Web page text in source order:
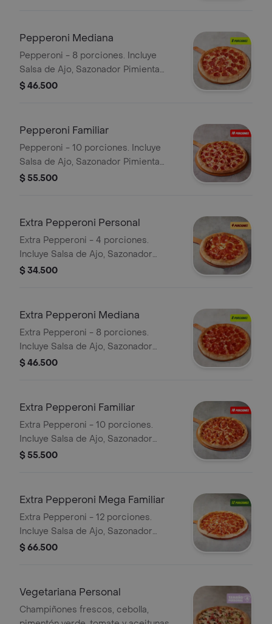
Pepperoni Mediana
Pepperoni - 8 porciones. Incluye
Salsa de Ajo, Sazonador Pimienta
Roja y Pepperoncini.
$ 46.500
Pepperoni Familiar
Pepperoni - 10 porciones. Incluye
Salsa de Ajo, Sazonador Pimienta
Roja y Pepperoncini.
$ 55.500
Extra Pepperoni Personal
Extra Pepperoni - 4 porciones.
Incluye Salsa de Ajo, Sazonador
Pimienta Roja y Pepperoncini.
$ 34.500
Extra Pepperoni Mediana
Extra Pepperoni - 8 porciones.
Incluye Salsa de Ajo, Sazonador
Pimienta Roja y Pepperoncini.
$ 46.500
Extra Pepperoni Familiar
Extra Pepperoni - 10 porciones.
Incluye Salsa de Ajo, Sazonador
Pimienta Roja y Pepperoncini.
$ 55.500
Extra Pepperoni Mega Familiar
Extra Pepperoni - 12 porciones.
Incluye Salsa de Ajo, Sazonador
Pimienta Roja y Pepperoncini.
$ 66.500
Vegetariana Personal
Champiñones frescos, cebolla,